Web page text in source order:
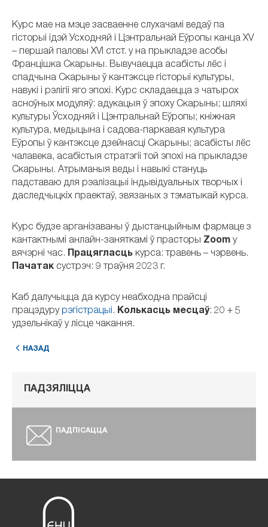
Курс мае на мэце засваенне слухачамі ведаў па
гісторыі ідэй Усходняй і Цэнтральнай Еўропы канца XV
– першай паловы XVI стст. у на прыкладзе асобы
Францішка Скарыны. Вывучаецца асабісты лёс і
спадчына Скарыны ў кантэксце гісторыі культуры,
навукі і рэлігіі яго эпохі. Курс складаецца з чатырох
асноўных модуляў: адукацыя ў эпоху Скарыны; шляхі
культуры Ўсходняй і Цэнтральнай Еўропы; кніжная
культура, медыцына і садова-паркавая культура
Еўропы ў кантэксце дзейнасці Скарыны; асабісты лёс
чалавека, асабістыя стратэгіі той эпохі на прыкладзе
Скарыны. Атрыманыя веды і навыкі стануць
падставаю для рэалізацыі індывідуальных творчых і
даследчыцкіх праектаў, звязаных з тэматыкай курса.
Курс будзе арганізаваны ў дыстанцыйным фармаце з
кантактнымі анлайн-заняткамі ў прасторы Zoom у
вячэрні час. Працягласць курса: травень – чэрвень.
Пачатак сустрэч: 9 траўня 2023 г.
Каб далучыцца да курсу неабходна прайсці
працэдуру рэгістрацыі. Колькасць месцаў: 20 + 5
удзельнікаў у лісце чакання.
НАЗАД
ПАДЗЯЛІЦЦА
ПАДПІСАЦЦА